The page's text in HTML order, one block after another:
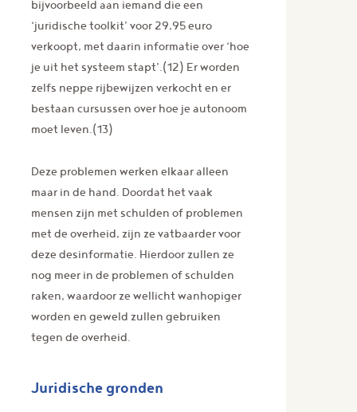
bijvoorbeeld aan iemand die een
‘juridische toolkit’ voor 29,95 euro
verkoopt, met daarin informatie over ‘hoe
je uit het systeem stapt’.(12) Er worden
zelfs neppe rijbewijzen verkocht en er
bestaan cursussen over hoe je autonoom
moet leven.(13)
Deze problemen werken elkaar alleen
maar in de hand. Doordat het vaak
mensen zijn met schulden of problemen
met de overheid, zijn ze vatbaarder voor
deze desinformatie. Hierdoor zullen ze
nog meer in de problemen of schulden
raken, waardoor ze wellicht wanhopiger
worden en geweld zullen gebruiken
tegen de overheid.
Juridische gronden